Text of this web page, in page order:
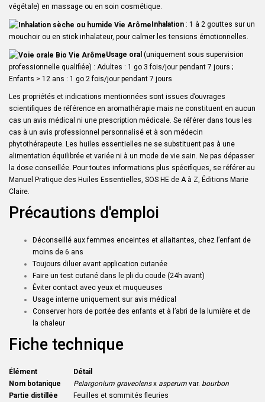
végétale) en massage ou en soin cosmétique.
Inhalation : 1 à 2 gouttes sur un
mouchoir ou en stick inhalateur, pour calmer les tensions émotionnelles.
Usage oral (uniquement sous supervision
professionnelle qualifiée) : Adultes : 1 go 3 fois/jour pendant 7 jours ;
Enfants > 12 ans : 1 go 2 fois/jour pendant 7 jours
Les propriétés et indications mentionnées sont issues d’ouvrages
scientifiques de référence en aromathérapie mais ne constituent en aucun
cas un avis médical ni une prescription médicale. Se référer dans tous les
cas à un avis professionnel personnalisé et à son médecin
phytothérapeute. Les huiles essentielles ne se substituent pas à une
alimentation équilibrée et variée ni à un mode de vie sain. Ne pas dépasser
la dose conseillée. Pour toutes informations plus spécifiques, se référer au
Manuel Pratique des Huiles Essentielles, SOS HE de A à Z, Éditions Marie
Claire.
Précautions d'emploi
Déconseillé aux femmes enceintes et allaitantes, chez l’enfant de
moins de 6 ans
Toujours diluer avant application cutanée
Faire un test cutané dans le pli du coude (24h avant)
Éviter contact avec yeux et muqueuses
Usage interne uniquement sur avis médical
Conserver hors de portée des enfants et à l’abri de la lumière et de
la chaleur
Fiche technique
Élément
Détail
Nom botanique
Pelargonium graveolensx asperum var. bourbon
Partie distillée
Feuilles et sommités fleuries